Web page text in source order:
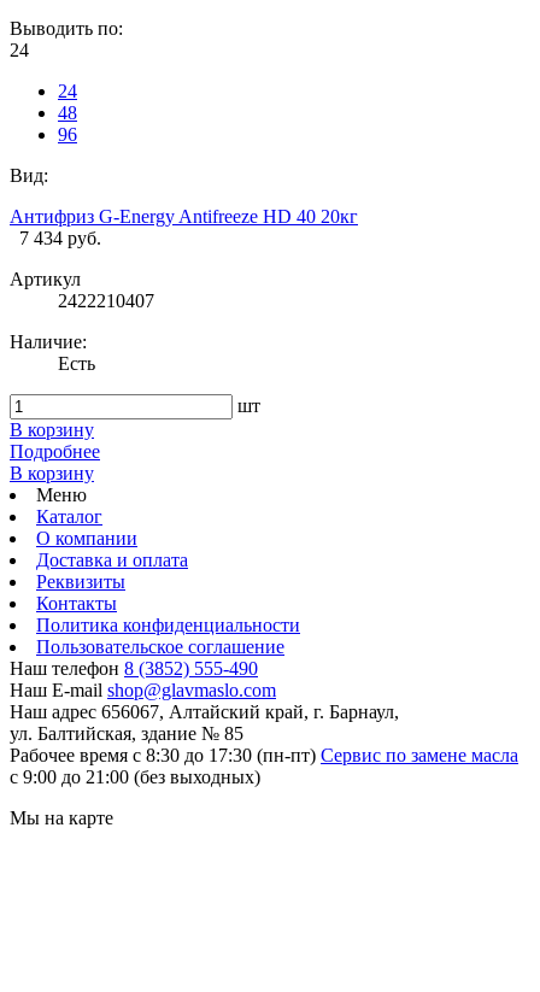
Выводить по:
24
24
48
96
Вид:
Антифриз G-Energy Antifreeze HD 40 20кг
7 434 руб.
Артикул
2422210407
Наличие:
Есть
шт
В корзину
Подробнее
В корзину
Меню
Каталог
О компании
Доставка и оплата
Реквизиты
Контакты
Политика конфиденциальности
Пользовательское соглашение
Наш телефон 8 (3852) 555-490
Наш E-mail shop@glavmaslo.com
Наш адрес 656067, Алтайский край, г. Барнаул,
ул. Балтийская, здание № 85
Рабочее время с 8:30 до 17:30 (пн-пт) Сервис по замене масла
с 9:00 до 21:00 (без выходных)
Мы на карте